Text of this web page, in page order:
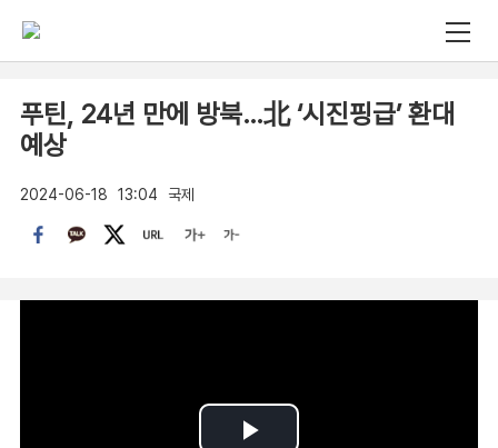
푸틴, 24년 만에 방북…北 ‘시진핑급’ 환대
예상
2024-06-18 13:04 국제